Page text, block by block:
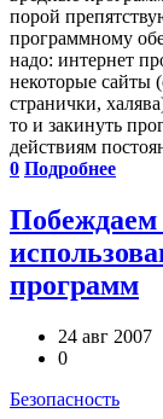
порой
программному
надо: интернет
некоторые сайты
странички,
то и закинуть
действиям
0 Подробнее
Побеждаем
программ
24 авг 2007
0
Безопасность